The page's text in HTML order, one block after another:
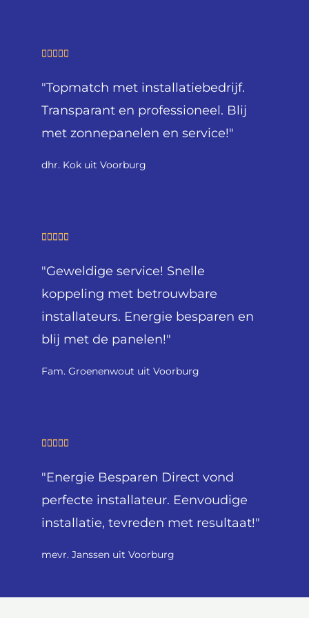
g
a
    
a
e
n
5
"Topmatch met installatiebedrijf.
Transparant en professioneel. Blij
met zonnepanelen en service!"
dhr. Kok uit Voorburg
    
a
e
r
n
5
"Geweldige service! Snelle
koppeling met betrouwbare
installateurs. Energie besparen en
blij met de panelen!"
Fam. Groenenwout uit Voorburg
    
a
e
g
"Energie Besparen Direct vond
perfecte installateur. Eenvoudige
installatie, tevreden met resultaat!"
mevr. Janssen uit Voorburg